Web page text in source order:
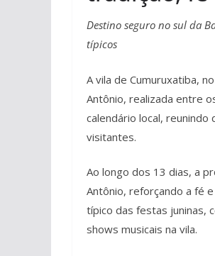
Destino seguro no sul da
típicos
A vila de Cumuruxatiba,
Antônio, realizada entre
calendário local,
visitantes.
Ao longo dos 13 dias, a
Antônio, reforçando a fé
típico das festas juninas,
shows musicais na vila.